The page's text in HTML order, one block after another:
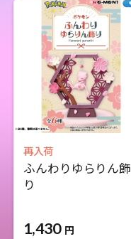
再入荷
ふんわりゆらりん飾
り
1,430 円